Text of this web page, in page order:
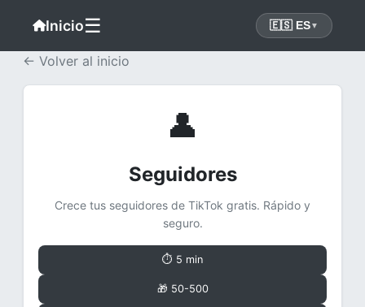
Inicio☰ 🇪🇸 ES▼
← Volver al inicio
👤
Seguidores
Crece tus seguidores de TikTok gratis. Rápido y
seguro.
⏱ 5 min
🎁 50-500